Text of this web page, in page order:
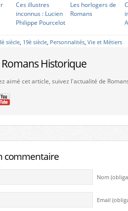
Ces illustres
inconnus : Lucien
Philippe Pourcelot
Les horlogers de
Romans
siècle, 19è siècle, Personnalités, Vie et Métiers
Romans Historique
aimé cet article, suivez l'actualité de
commentaire
Nom
Email